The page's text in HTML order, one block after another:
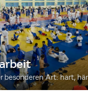
besonderen Art: hart,